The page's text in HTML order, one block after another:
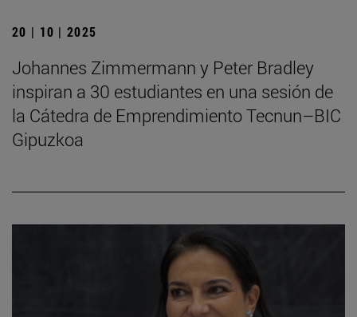
20 | 10 | 2025
Johannes Zimmermann y Peter Bradley
inspiran a 30 estudiantes en una sesión de
la Cátedra de Emprendimiento Tecnun–BIC
Gipuzkoa